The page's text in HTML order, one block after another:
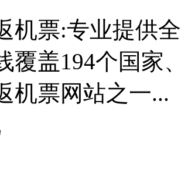
机票:专业提供
覆盖194个国家
机票网站之一...